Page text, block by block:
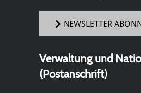
NEWSLETTER
Verwaltung und
(Postanschrift)